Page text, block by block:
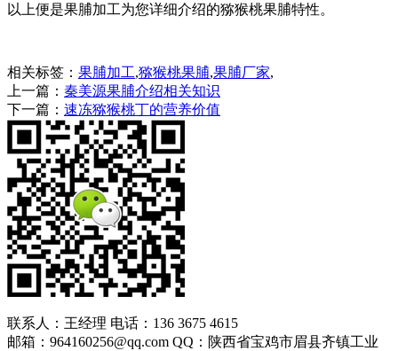
以上便是果脯加工为您详细介绍的猕猴桃果脯特性。
相关标签： 果脯加工,猕猴桃果脯,果脯厂家,
上一篇： 秦美源果脯介绍相关知识
下一篇： 速冻猕猴桃丁的营养价值
联系人：王经理 电话：136 3675 4615
邮箱：964160256@qq.com QQ：陕西省宝鸡市眉县齐镇工业